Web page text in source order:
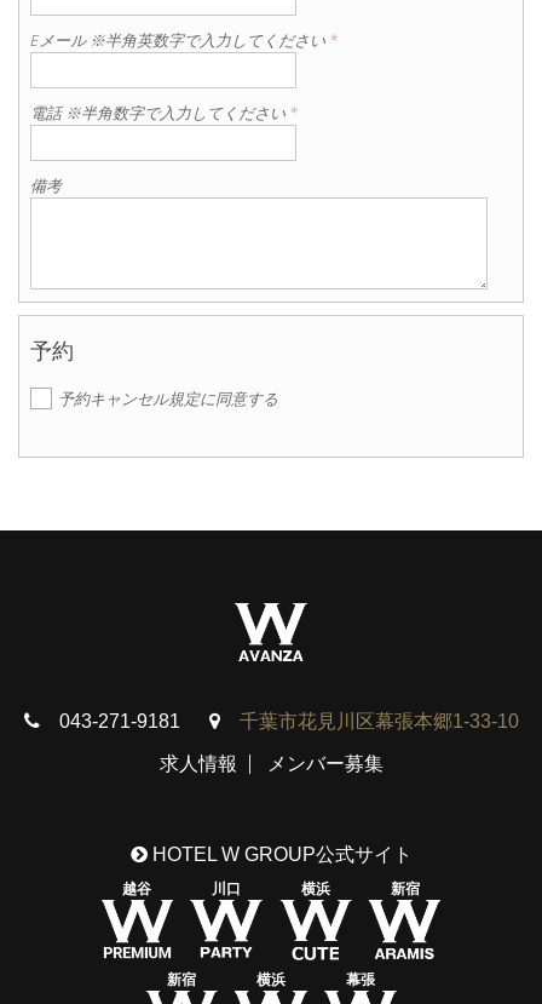
Eメール ※半角英数字で入力してください *
電話 ※半角数字で入力してください *
備考
予約
予約キャンセル規定に同意する
043-271-9181 千葉市花見川区幕張本郷1-33-10
求人情報 メンバー募集
HOTEL W GROUP公式サイト
越谷 川口 横浜 新宿
新宿 横浜 幕張